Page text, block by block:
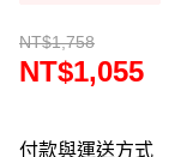
NT$1,758
NT$1,055
付款與運送方式